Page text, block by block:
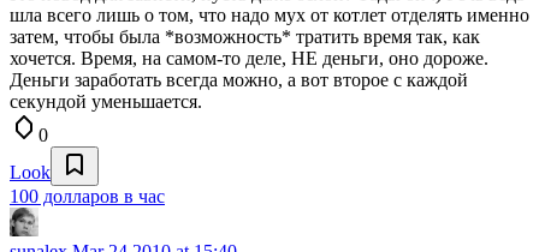
шла всего лишь о том, что надо мух от котлет отделять именно
затем, чтобы была *возможность* тратить время так, как
хочется. Время, на самом-то деле, НЕ деньги, оно дороже.
Деньги заработать всегда можно, а вот второе с каждой
секундой уменьшается.
0
Look
100 долларов в час